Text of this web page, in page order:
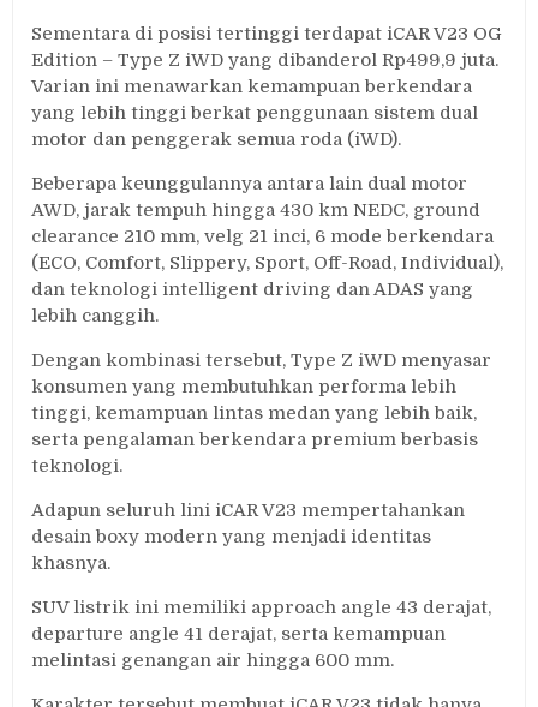
Sementara di posisi tertinggi terdapat iCAR V23 OG
Edition – Type Z iWD yang dibanderol Rp499,9 juta.
Varian ini menawarkan kemampuan berkendara
yang lebih tinggi berkat penggunaan sistem dual
motor dan penggerak semua roda (iWD).
Beberapa keunggulannya antara lain dual motor
AWD, jarak tempuh hingga 430 km NEDC, ground
clearance 210 mm, velg 21 inci, 6 mode berkendara
(ECO, Comfort, Slippery, Sport, Off-Road, Individual),
dan teknologi intelligent driving dan ADAS yang
lebih canggih.
Dengan kombinasi tersebut, Type Z iWD menyasar
konsumen yang membutuhkan performa lebih
tinggi, kemampuan lintas medan yang lebih baik,
serta pengalaman berkendara premium berbasis
teknologi.
Adapun seluruh lini iCAR V23 mempertahankan
desain boxy modern yang menjadi identitas
khasnya.
SUV listrik ini memiliki approach angle 43 derajat,
departure angle 41 derajat, serta kemampuan
melintasi genangan air hingga 600 mm.